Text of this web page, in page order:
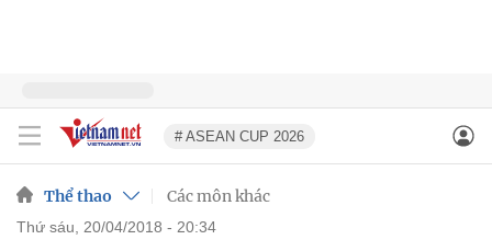
# ASEAN CUP 2026
Thể thao Các môn khác
thứ sáu, 20/04/2018 - 20:34